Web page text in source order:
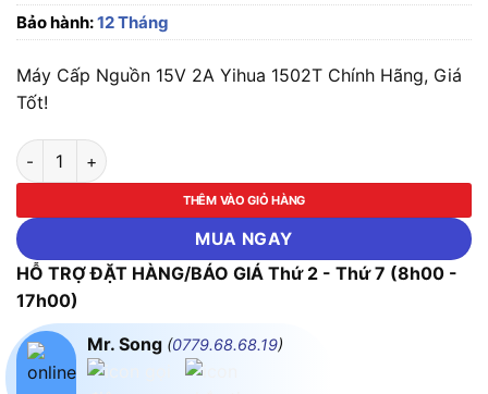
Bảo hành:12 Tháng
Máy Cấp Nguồn 15V 2A Yihua 1502T Chính Hãng, Giá
Tốt!
Máy Cấp Nguồn 15V 2A Yihua 1502T số lượng
THÊM VÀO GIỎ HÀNG
MUA NGAY
HỖ TRỢ ĐẶT HÀNG/BÁO GIÁ Thứ 2 - Thứ 7 (8h00 -
17h00)
Mr. Song (0779.68.68.19)